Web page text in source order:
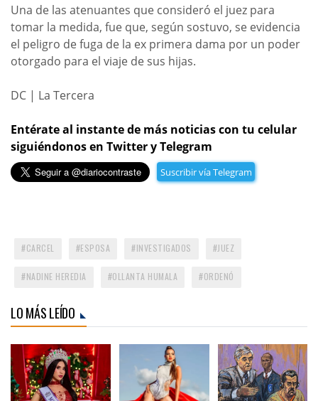
Una de las atenuantes que consideró el juez para
tomar la medida, fue que, según sostuvo, se evidencia
el peligro de fuga de la ex primera dama por un poder
otorgado para el viaje de sus hijas.
DC | La Tercera
Entérate al instante de más noticias con tu celular
siguiéndonos en Twitter y Telegram
Suscribir vía Telegram
CARCEL ESPOSA INVESTIGADOS JUEZ
NADINE HEREDIA OLLANTA HUMALA ORDENÓ
LO MÁS LEÍDO